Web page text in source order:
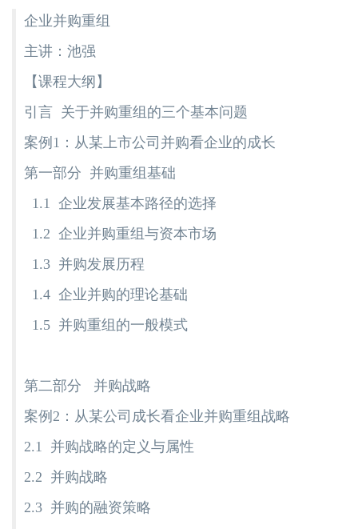
企业并购重组
主讲：池强
【课程大纲】
引言 关于并购重组的三个基本问题
案例1：从某上市公司并购看企业的成长
第一部分 并购重组基础
1.1 企业发展基本路径的选择
1.2 企业并购重组与资本市场
1.3 并购发展历程
1.4 企业并购的理论基础
1.5 并购重组的一般模式
第二部分 并购战略
案例2：从某公司成长看企业并购重组战略
2.1 并购战略的定义与属性
2.2 并购战略
2.3 并购的融资策略